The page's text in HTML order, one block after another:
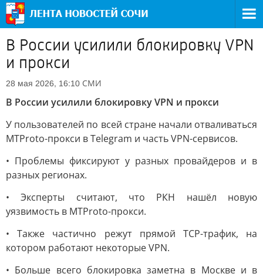
В России усилили блокировку VPN
и прокси
28 мая 2026, 16:10 СМИ
В России усилили блокировку VPN и прокси
У пользователей по всей стране начали отваливаться
MTProto-прокси в Telegram и часть VPN-сервисов.
• Проблемы фиксируют у разных провайдеров и в
разных регионах.
• Эксперты считают, что РКН нашёл новую
уязвимость в MTProto-прокси.
• Также частично режут прямой TCP-трафик, на
котором работают некоторые VPN.
• Больше всего блокировка заметна в Москве и в